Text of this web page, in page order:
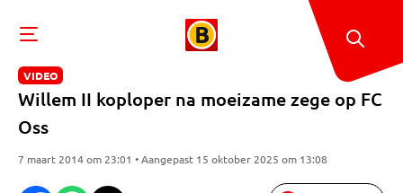
VIDEO
Willem II koploper na moeizame zege op FC
Oss
7 maart 2014 om 23:01 • Aangepast 15 oktober 2025 om 13:08